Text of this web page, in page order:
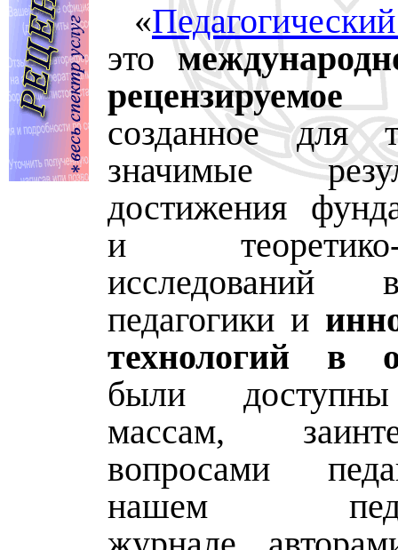
«
это
созданное для
значимые
достижения
и теоретико-
исследований
педагогики и
технологий в
были
массам,
вопросами
нашем